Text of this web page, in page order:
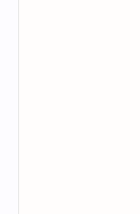
bertema cinta
oleh Melinda E.,
begitu
hingga
tersebut. Proses
dari tulisan
Rian Ekky